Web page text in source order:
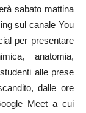
sabato mattina
sul canale You
per presentare
anatomia,
alle prese
dalle ore
Meet a cui